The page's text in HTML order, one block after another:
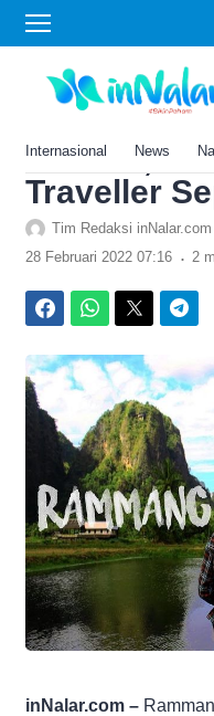
Internasional News
Home›Bola
Rammang-
Hidden
Selatan,
Traveller
Tim Redaksi
28 Februari 2022 07:16 . 2
inNalar.com –